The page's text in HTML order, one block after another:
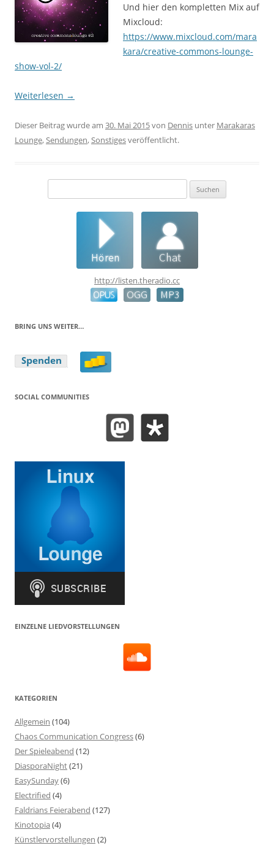
Und hier den kompletten Mix auf
Mixcloud:
https://www.mixcloud.com/mara
kara/creative-commons-lounge-
show-vol-2/
Weiterlesen →
Dieser Beitrag wurde am 30. Mai 2015von Dennis unter Marakaras
Lounge,Sendungen,Sonstigesveröffentlicht.
http://listen.theradio.cc
BRING UNS WEITER…
SOCIAL COMMUNITIES
EINZELNE LIEDVORSTELLUNGEN
KATEGORIEN
Allgemein (104)
Chaos Communication Congress(6)
Der Spieleabend (12)
DiasporaNight(21)
EasySunday(6)
Electrified (4)
Faldrians Feierabend (127)
Kinotopia(4)
Künstlervorstellungen (2)